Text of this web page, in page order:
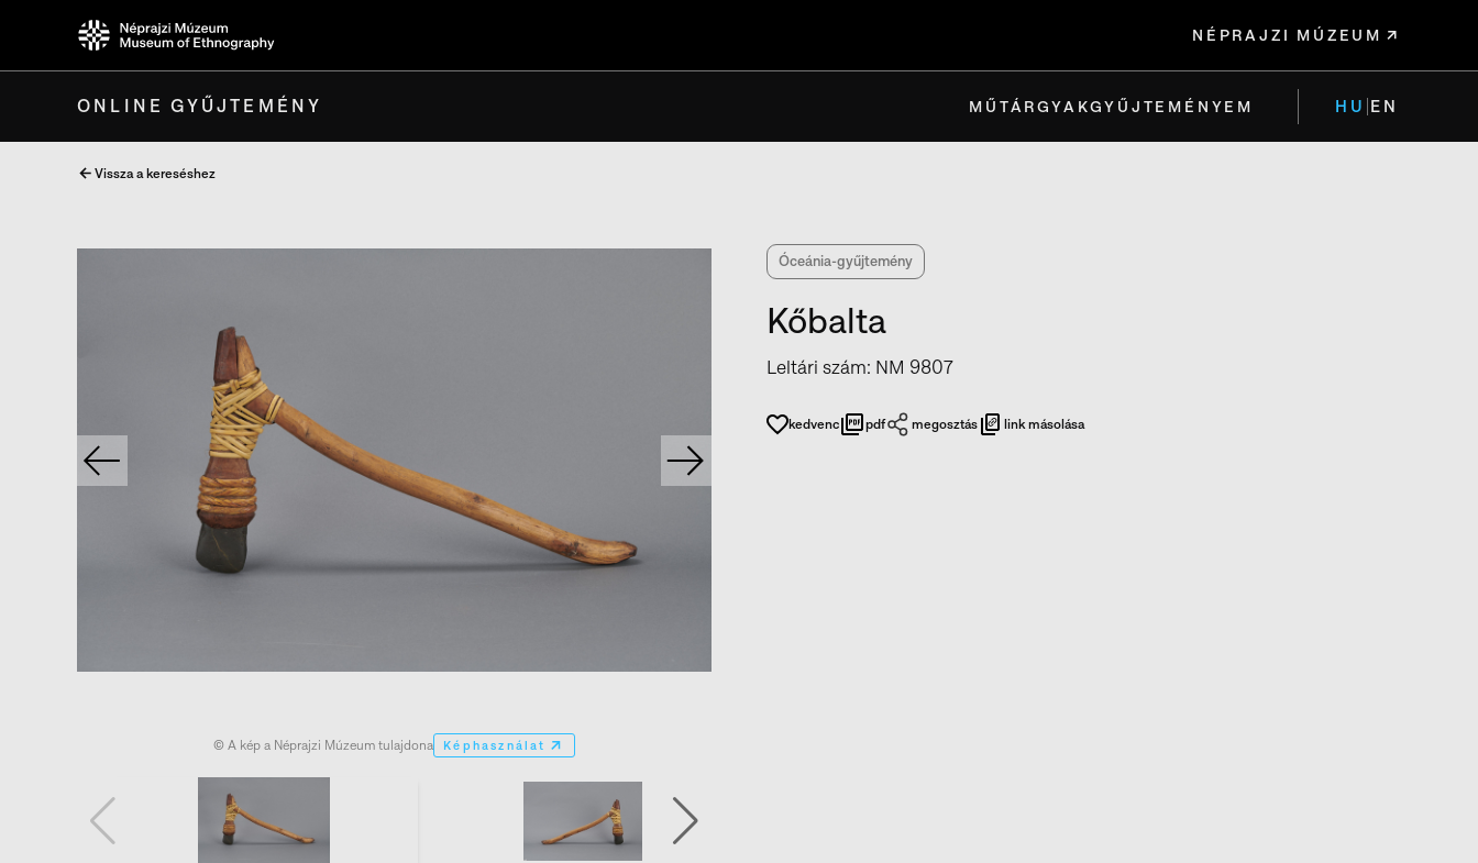
NÉPRAJZI MÚZEUM
ONLINE GYŰJTEMÉNY MŰTÁRGYAKGYŰJTEMÉNYEM HU EN
Vissza a kereséshez
© A kép a Néprajzi Múzeum tulajdona Képhasználat
Óceánia-gyűjtemény
Kőbalta
Leltári szám: NM 9807
kedvenc pdf megosztás link másolása